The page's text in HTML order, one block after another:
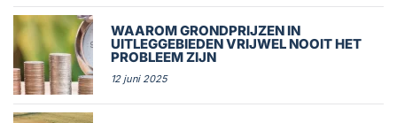
WAAROM GRONDPRIJZEN IN
UITLEGGEBIEDEN VRIJWEL NOOIT HET
PROBLEEM ZIJN
12 juni 2025